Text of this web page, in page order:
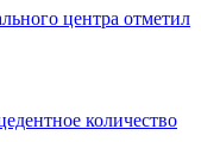
центра отметил
количество